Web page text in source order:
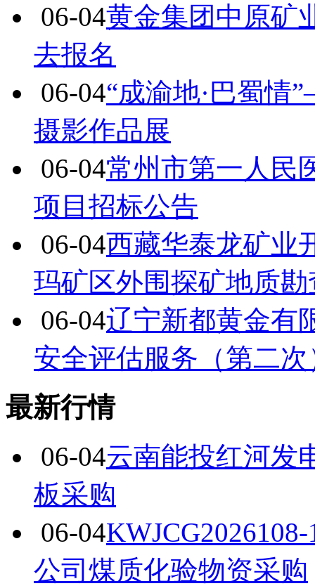
06-04黄金集团中原矿
去报名
06-04“成渝地·巴蜀情
摄影作品展
06-04常州市第一人民
项目招标公告
06-04西藏华泰龙矿业
玛矿区外围探矿地质
06-04辽宁新都黄金有
安全评估服务（第二
最新行情
06-04云南能投红河发
板采购
06-04
公司煤质化验物资采购